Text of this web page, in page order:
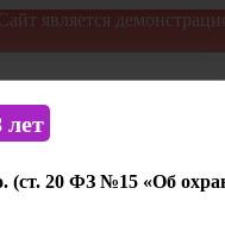
является
лет
(ст. 20 ФЗ №15 «Об